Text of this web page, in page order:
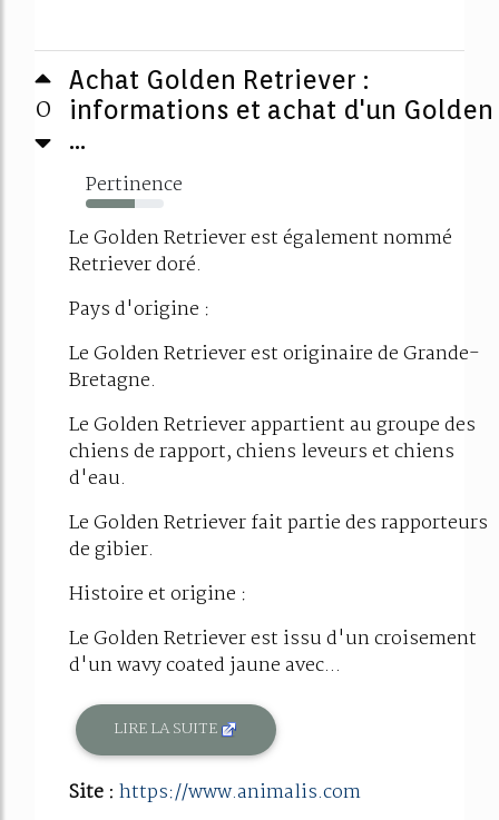
0
Achat Golden Retriever :
informations et achat d'un Golden
...
Pertinence
63%
Le Golden Retriever est également nommé
Retriever doré.
Pays d'origine :
Le Golden Retriever est originaire de Grande-
Bretagne.
Le Golden Retriever appartient au groupe des
chiens de rapport, chiens leveurs et chiens
d'eau.
Le Golden Retriever fait partie des rapporteurs
de gibier.
Histoire et origine :
Le Golden Retriever est issu d'un croisement
d'un wavy coated jaune avec...
LIRE LA SUITE
Site : https://www.animalis.com